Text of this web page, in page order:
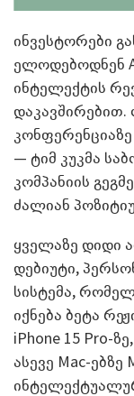
ინვესტორები
ელოდებოდნენ
ინტელექტის
დაკავშირებით.
— ტიმ კუკმა
კომპანიის
ძალიან
ყველაზე დიდი
დებიუტი,
სისტემა,
იქნება ბეტა
iPhone 15 Pro-
ასევე Mac-